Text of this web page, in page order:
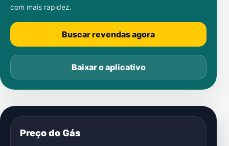
com mais rapidez.
Buscar revendas agora
Baixar o aplicativo
Preço do Gás